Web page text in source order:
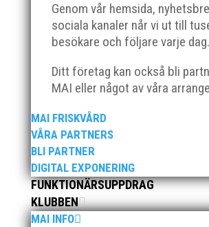
Genom vår hemsida,
sociala kanaler når vi ut till
besökare och följare varje dag.
Ditt företag kan också bli
MAI eller något av våra
MAI FRISKVÅRD
VÅRA PARTNERS
BLI PARTNER
DIGITAL EXPONERING
FUNKTIONÄRSUPPDRAG
KLUBBEN
MAI INFO
Hjälp MAI att utvecklas genom att
frågor. Det tar inte många minuter och
friidrottsförening. Enkäten genomförs
styrelsen och kansliet ska få reda på
medlemmar tycker...